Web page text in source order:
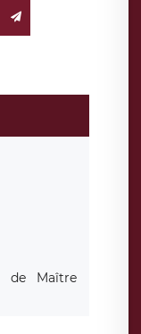
de protection
à caractère
du délégué
rue Léopold
mail :
également
autorité
de Maître